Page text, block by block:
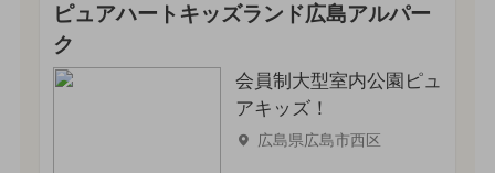
ピュアハートキッズランド広島アルパー
ク
会員制大型室内公園ピュ
アキッズ！
広島県広島市西区